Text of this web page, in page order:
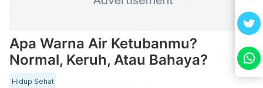
Apa Warna Air Ketubanmu?
Normal, Keruh, Atau Bahaya?
Hidup Sehat